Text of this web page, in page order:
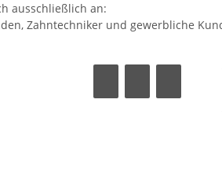
ausschließlich an:
Zahntechniker und gewerbliche